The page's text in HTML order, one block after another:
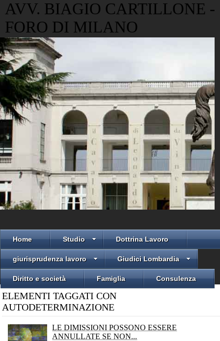
AVV. BIAGIO CARTILLONE -
FORO DI MILANO
Home Studio Dottrina Lavoro
giurisprudenza lavoro Giudici Lombardia
Diritto e società Famiglia Consulenza
ELEMENTI TAGGATI CON
AUTODETERMINAZIONE
LE DIMISSIONI POSSONO ESSERE
ANNULLATE SE NON...